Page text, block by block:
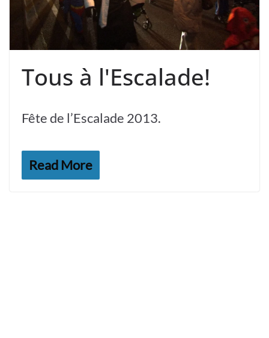
Tous à l'Escalade!
Fête de l’Escalade 2013.
Read More